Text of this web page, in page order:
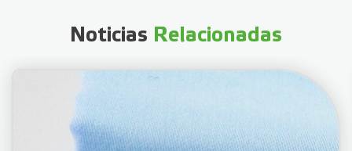
Noticias Relacionadas